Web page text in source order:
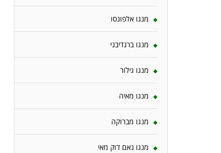
מנגו אלפונסו
מנגו ברנדיבני
מנגו גילור
מנגו מאיה
מנגו מברוקה
מנגו נאם דוק מאי